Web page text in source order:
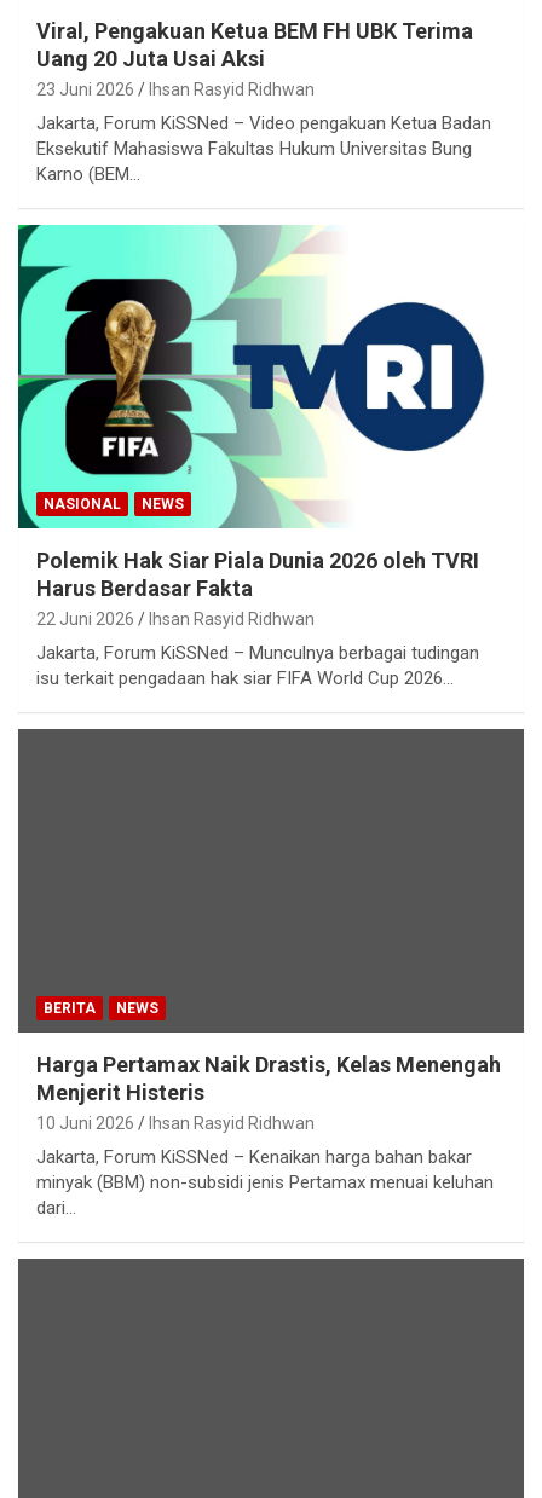
Viral, Pengakuan Ketua BEM FH UBK Terima
Uang 20 Juta Usai Aksi
23 Juni 2026 Ihsan Rasyid Ridhwan
Jakarta, Forum KiSSNed – Video pengakuan Ketua Badan
Eksekutif Mahasiswa Fakultas Hukum Universitas Bung
Karno (BEM…
NASIONAL NEWS
Polemik Hak Siar Piala Dunia 2026 oleh TVRI
Harus Berdasar Fakta
22 Juni 2026 Ihsan Rasyid Ridhwan
Jakarta, Forum KiSSNed – Munculnya berbagai tudingan
isu terkait pengadaan hak siar FIFA World Cup 2026…
BERITA NEWS
Harga Pertamax Naik Drastis, Kelas Menengah
Menjerit Histeris
10 Juni 2026 Ihsan Rasyid Ridhwan
Jakarta, Forum KiSSNed – Kenaikan harga bahan bakar
minyak (BBM) non-subsidi jenis Pertamax menuai keluhan
dari…